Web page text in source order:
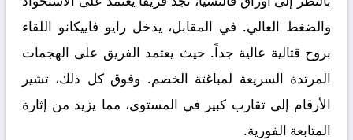
والضغط العالي. في المقابل، يدخلرايو فاييكانو اللقاء
بروح قتالية عالية جداً. حيث يعتمد الفريق على الهجمات
المرتدة السريعة لمباغتة الخصم. وفوق كل ذلك، تشير
الأرقام إلى تقارب كبير في المستوى، مما يزيد من إثارة
المتابعة الفورية.